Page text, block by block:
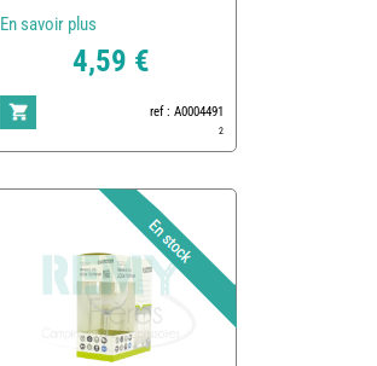
En savoir plus
4,59 €
ref : A0004491
2